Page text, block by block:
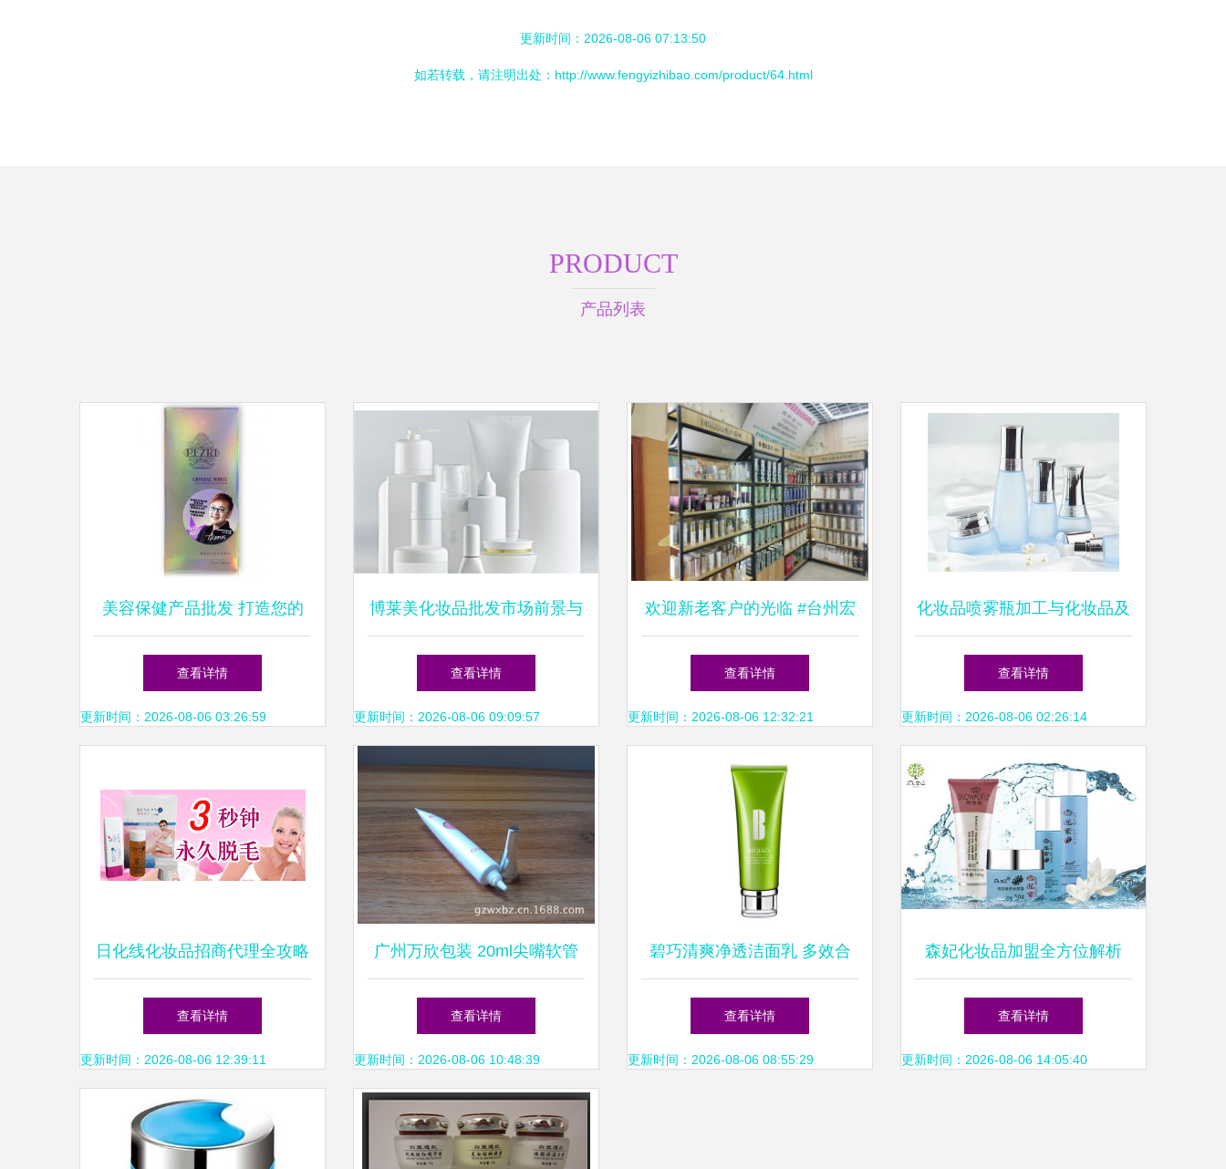
更新时间：2026-08-06 07:13:50
如若转载，请注明出处：http://www.fengyizhibao.com/product/64.html
PRODUCT
产品列表
美容保健产品批发 打造您的
美丽事业蓝图
查看详情
更新时间：2026-08-06 03:26:59
博莱美化妆品批发市场前景与
选购指南
查看详情
更新时间：2026-08-06 09:09:57
欢迎新老客户的光临 #台州宏
业院线精品化妆品公司国内千
查看详情
更新时间：2026-08-06 12:32:21
化妆品喷雾瓶加工与化妆品及
卫生用品批发的协同发展
查看详情
更新时间：2026-08-06 02:26:14
日化线化妆品招商代理全攻略
批发、加盟与连锁经营的机遇
与路径
查看详情
更新时间：2026-08-06 12:39:11
广州万欣包装 20ml尖嘴软管
OEM解决方案，助力化妆品
品牌高效市场铺货
查看详情
更新时间：2026-08-06 10:48:39
碧巧清爽净透洁面乳 多效合
一，开辟年青市场新思路
查看详情
更新时间：2026-08-06 08:55:29
森妃化妆品加盟全方位解析
费用、优势与加盟条件一览
查看详情
更新时间：2026-08-06 14:05:40